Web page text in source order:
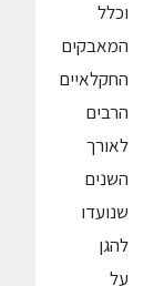
וכלל
המאבקים
החקלאיים
הרבים
לאורך
השנים
שנועדו
להגן
על